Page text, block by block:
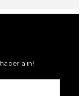
alın!